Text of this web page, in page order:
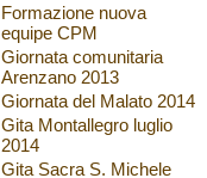
Formazione nuova
equipe CPM
Giornata comunitaria
Arenzano 2013
Giornata del Malato 2014
Gita Montallegro luglio
2014
Gita Sacra S. Michele